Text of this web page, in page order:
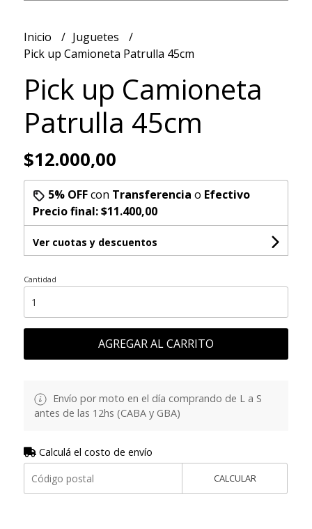
Inicio
Juguetes
Pick up Camioneta Patrulla 45cm
Pick up Camioneta
Patrulla 45cm
$12.000,00
5% OFFcon Transferencia o Efectivo
Precio final:$11.400,00
Ver cuotas y descuentos
Cantidad
AGREGAR AL CARRITO
Envío por moto en el día comprando de L a S
antes de las 12hs (CABA y GBA)
Calculá el costo de envío
CALCULAR